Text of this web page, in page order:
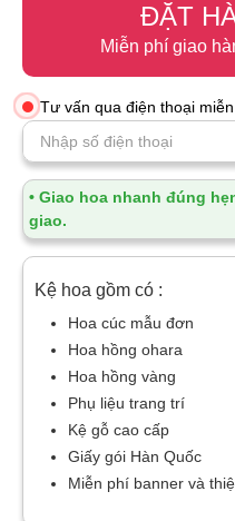
ĐẶT
Miễn phí giao
Tư vấn qua điện thoại
• Giao hoa nhanh đúng
giao.
Kệ hoa gồm có :
Hoa cúc mẫu đơn
Hoa hồng ohara
Hoa hồng vàng
Phụ liệu trang trí
Kệ gỗ cao cấp
Giấy gói Hàn Quốc
Miễn phí banner và